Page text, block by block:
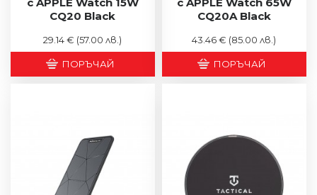
CQ20 Black
29.14 € (57.00 лв.)
ПОРЪЧАЙ
CQ20A Black
43.46 € (85.00 лв.)
ПОРЪЧАЙ